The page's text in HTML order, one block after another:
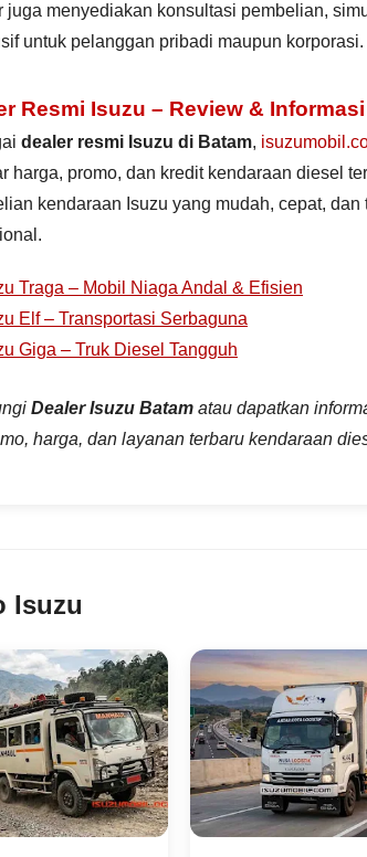
juga menyediakan konsultasi pembelian,
untuk pelanggan pribadi maupun korporasi.
Resmi Isuzu – Review &
dealer resmi Isuzu di Batam,
harga, promo, dan kredit kendaraan diesel
kendaraan Isuzu yang mudah, cepat,
Traga – Mobil Niaga Andal & Efisien
Elf – Transportasi Serbaguna
Giga – Truk Diesel Tangguh
Dealer Isuzu Batam atau dapatkan
harga, dan layanan terbaru kendaraan
Isuzu